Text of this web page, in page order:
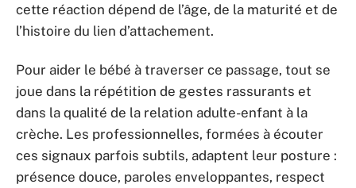
cette réaction dépend de l’âge, de la maturité et de
l’histoire du lien d’attachement.
Pour aider le bébé à traverser ce passage, tout se
joue dans la répétition de gestes rassurants et
dans la qualité de la relation adulte-enfant à la
crèche. Les professionnelles, formées à écouter
ces signaux parfois subtils, adaptent leur posture :
présence douce, paroles enveloppantes, respect